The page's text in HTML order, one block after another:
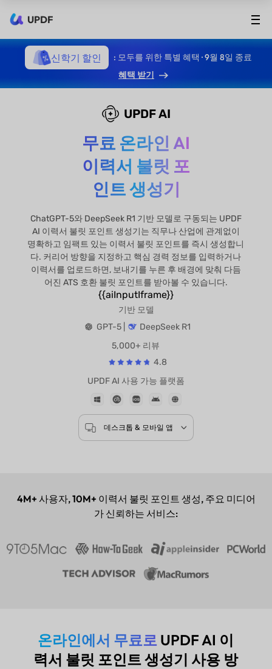
UPDF
신학기 할인
: 모두를 위한 특별 혜택 · 9월 8일 종료
혜택 받기
UPDF AI
무료 온라인 AI
이력서 불릿 포
인트 생성기
ChatGPT-5와 DeepSeek R1 기반 모델로 구동되는 UPDF
AI 이력서 불릿 포인트 생성기는 직무나 산업에 관계없이
명확하고 임팩트 있는 이력서 불릿 포인트를 즉시 생성합니
다. 커리어 방향을 지정하고 핵심 경력 정보를 입력하거나
이력서를 업로드하면, 보내기를 누른 후 배경에 맞춰 다듬
어진 ATS 호환 불릿 포인트를 받아볼 수 있습니다.
{{aiInputIframe}}
기반 모델
5,000+ 리뷰
4.8
UPDF AI 사용 가능 플랫폼
4M+ 사용자,10M+ 이력서 불릿 포인트 생성, 주요 미디어
가 신뢰하는 서비스:
온라인에서 무료로 UPDF AI 이
력서 불릿 포인트 생성기 사용 방